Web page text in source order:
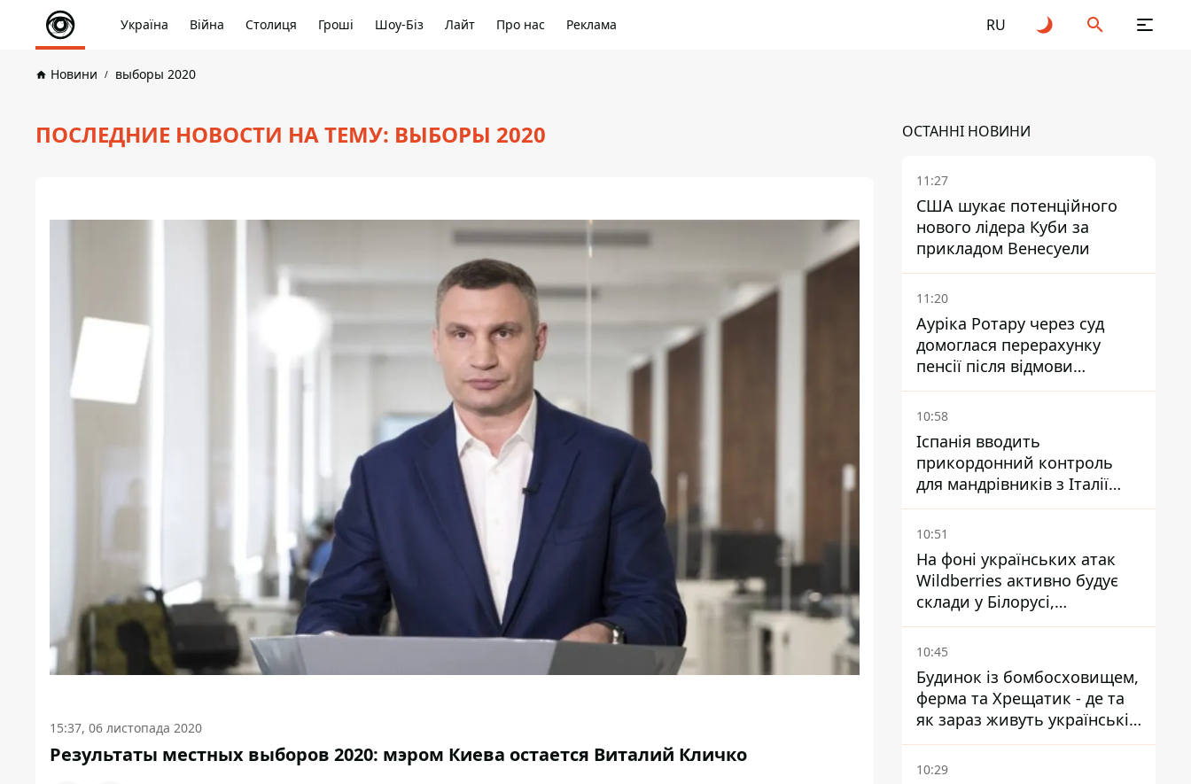
Україна Війна Столиця Гроші Шоу-Біз Лайт Про нас Реклама RU
Новини выборы 2020
ПОСЛЕДНИЕ НОВОСТИ НА ТЕМУ: ВЫБОРЫ 2020
15:37, 06 листопада 2020
Результаты местных выборов 2020: мэром Киева остается Виталий Кличко
ОСТАННІ НОВИНИ
11:27
США шукає потенційного
нового лідера Куби за
прикладом Венесуели
11:20
Ауріка Ротару через суд
домоглася перерахунку
пенсії після відмови
Пенсійного фонду
10:58
Іспанія вводить
прикордонний контроль
для мандрівників з Італії
через міграційний конфлікт
10:51
На фоні українських атак
Wildberries активно будує
склади у Білорусі,
Казахстані, Узбекистані
10:45
Будинок із бомбосховищем,
ферма та Хрещатик - де та
як зараз живуть українські
знаменитості
10:29